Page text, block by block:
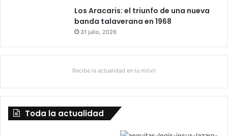
Los Aracaris: el triunfo de una nueva
banda talaverana en 1968
31 julio, 2026
Recibe la actualidad en tu móvil
Toda la actualidad